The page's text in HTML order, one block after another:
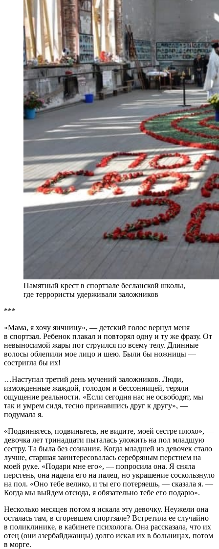
Памятный крест в спортзале бесланской школы,
где террористы удерживали заложников
***
«Мама, я хочу яичницу», — детский голос вернул меня
в спортзал. Ребенок плакал и повторял одну и ту же фразу. От
невыносимой жары пот струился по всему телу. Длинные
волосы облепили мое лицо и шею. Были бы ножницы —
состригла бы их!
…Наступал третий день мучений заложников. Люди,
изможденные жаждой, голодом и бессонницей, теряли
ощущение реальности. «Если сегодня нас не освободят, мы
так и умрем сидя, тесно прижавшись друг к другу», —
подумала я.
«Подвиньтесь, подвиньтесь, не видите, моей сестре плохо», —
девочка лет тринадцати пыталась уложить на пол младшую
сестру. Та была без сознания. Когда младшей из девочек стало
лучше, старшая заинтересовалась серебряным перстнем на
моей руке. «Подари мне его», — попросила она. Я сняла
перстень, она надела его на палец, но украшение соскользнуло
на пол. «Оно тебе велико, и ты его потеряешь, — сказала я. —
Когда мы выйдем отсюда, я обязательно тебе его подарю».
Несколько месяцев потом я искала эту девочку. Неужели она
осталась там, в сгоревшем спортзале? Встретила ее случайно
в поликлинике, в кабинете психолога. Она рассказала, что их
отец (они азербайджанцы) долго искал их в больницах, потом
в морге.